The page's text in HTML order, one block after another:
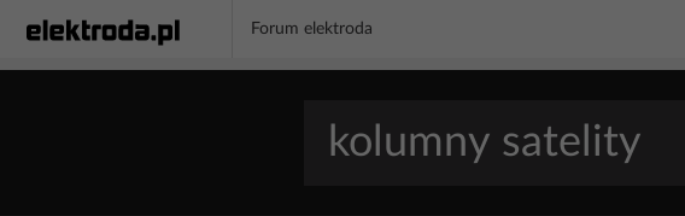
Forum elektroda